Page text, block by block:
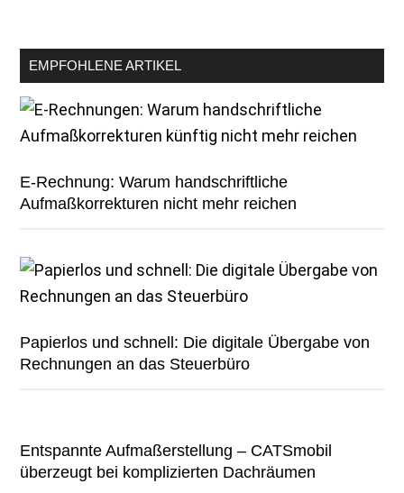
EMPFOHLENE ARTIKEL
E-Rechnung: Warum handschriftliche
Aufmaßkorrekturen nicht mehr reichen
Papierlos und schnell: Die digitale Übergabe von
Rechnungen an das Steuerbüro
Entspannte Aufmaßerstellung – CATSmobil
überzeugt bei komplizierten Dachräumen